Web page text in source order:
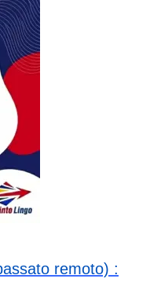
remoto) :